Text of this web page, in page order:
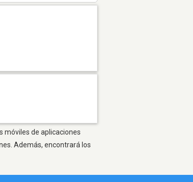
móviles de aplicaciones
Además, encontrará los